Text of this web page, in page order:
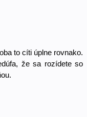
to cíti úplne rovnako.
že sa rozídete so